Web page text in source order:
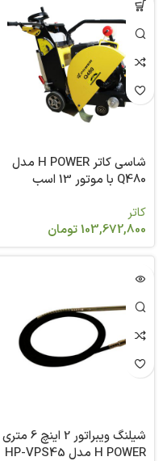
شاسی کاتر H POWER مدل
Q480 با موتور 13 اسب
کاتر
103,672,800تومان
شیلنگ ویبراتور 2 اینچ 6 متری
H POWER مدل HP-VPS45